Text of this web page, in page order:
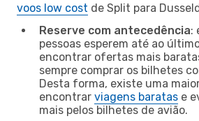
voos low cost de Split para
Reserve com antecedência:
pessoas esperem até ao
encontrar ofertas mais
sempre comprar os bilhetes
Desta forma, existe uma
encontrar viagens baratas e
mais pelos bilhetes de avião.